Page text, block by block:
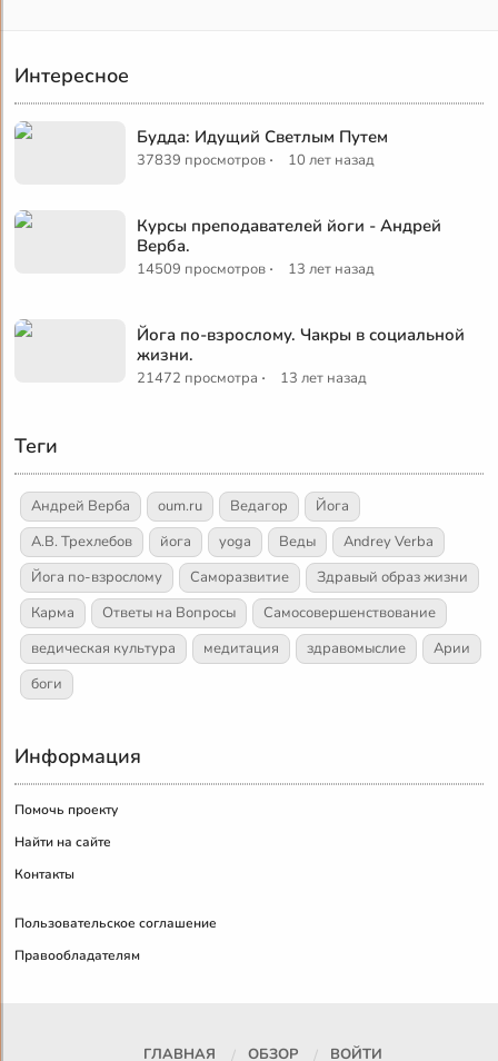
Интересное
Будда: Идущий Светлым Путем
37839 просмотров · 10 лет назад
Курсы преподавателей йоги - Андрей
Верба.
14509 просмотров · 13 лет назад
Йога по-взрослому. Чакры в социальной
жизни.
21472 просмотра · 13 лет назад
Теги
Андрей Верба oum.ru Ведагор
Йога
А.В. Трехлебов
йога yoga Веды
Andrey Verba
Йога по-взрослому
Саморазвитие
Здравый образ жизни
Карма
Ответы на Вопросы
Самосовершенствование
ведическая культура
медитация здравомыслие
Арии
боги
Информация
Помочь проекту
Найти на сайте
Контакты
Пользовательское соглашение
Правообладателям
ГЛАВНАЯ ОБЗОР ВОЙТИ